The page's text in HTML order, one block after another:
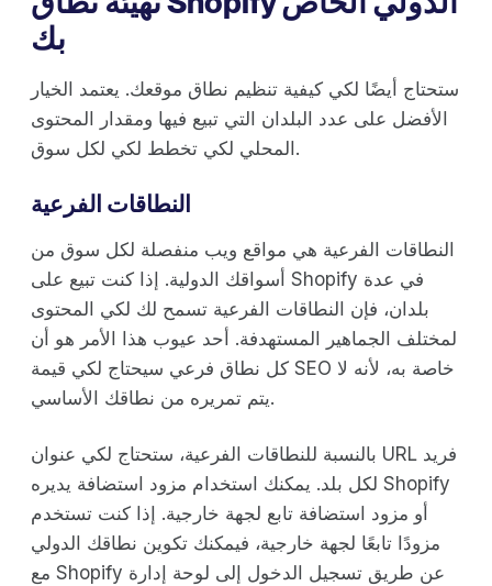
بك
ستحتاج أيضًا لكي كيفية تنظيم نطاق موقعك. يعتمد الخيار
الأفضل على عدد البلدان التي تبيع فيها ومقدار المحتوى
المحلي لكي تخطط لكي لكل سوق.
النطاقات الفرعية
النطاقات الفرعية هي مواقع ويب منفصلة لكل سوق من
أسواقك الدولية. إذا كنت تبيع على Shopify في عدة
بلدان، فإن النطاقات الفرعية تسمح لك لكي المحتوى
لمختلف الجماهير المستهدفة. أحد عيوب هذا الأمر هو أن
كل نطاق فرعي سيحتاج لكي قيمة SEO خاصة به، لأنه لا
يتم تمريره من نطاقك الأساسي.
بالنسبة للنطاقات الفرعية، ستحتاج لكي عنوان URL فريد
لكل بلد. يمكنك استخدام مزود استضافة يديره Shopify
أو مزود استضافة تابع لجهة خارجية. إذا كنت تستخدم
مزودًا تابعًا لجهة خارجية، فيمكنك تكوين نطاقك الدولي
مع Shopify عن طريق تسجيل الدخول إلى لوحة إدارة